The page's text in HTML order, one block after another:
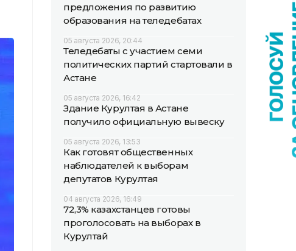
предложения по развитию
образования на теледебатах
05 августа 2026, 20:44
Теледебаты с участием семи
политических партий стартовали в
Астане
05 августа 2026, 16:42
Здание Курултая в Астане
получило официальную вывеску
05 августа 2026, 13:53
Как готовят общественных
наблюдателей к выборам
депутатов Курултая
04 августа 2026, 16:49
72,3% казахстанцев готовы
проголосовать на выборах в
Курултай